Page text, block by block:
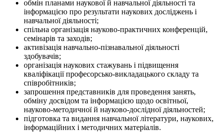
обмін планами наукової й навчальної діяльності та
інформацією про результати наукових досліджень і
навчальної діяльності;
спільна організація науково-практичних конференцій,
семінарів та заходів;
активізація навчально-пізнавальної діяльності
здобувачів;
організація наукових стажувань і підвищення
кваліфікації професорсько-викладацького складу та
співробітників;
запрошення представників для проведення занять,
обміну досвідом та інформацією щодо освітньої,
науково-методичної й науково-дослідної діяльностей;
підготовка та видання навчальної літератури, наукових,
інформаційних і методичних матеріалів.